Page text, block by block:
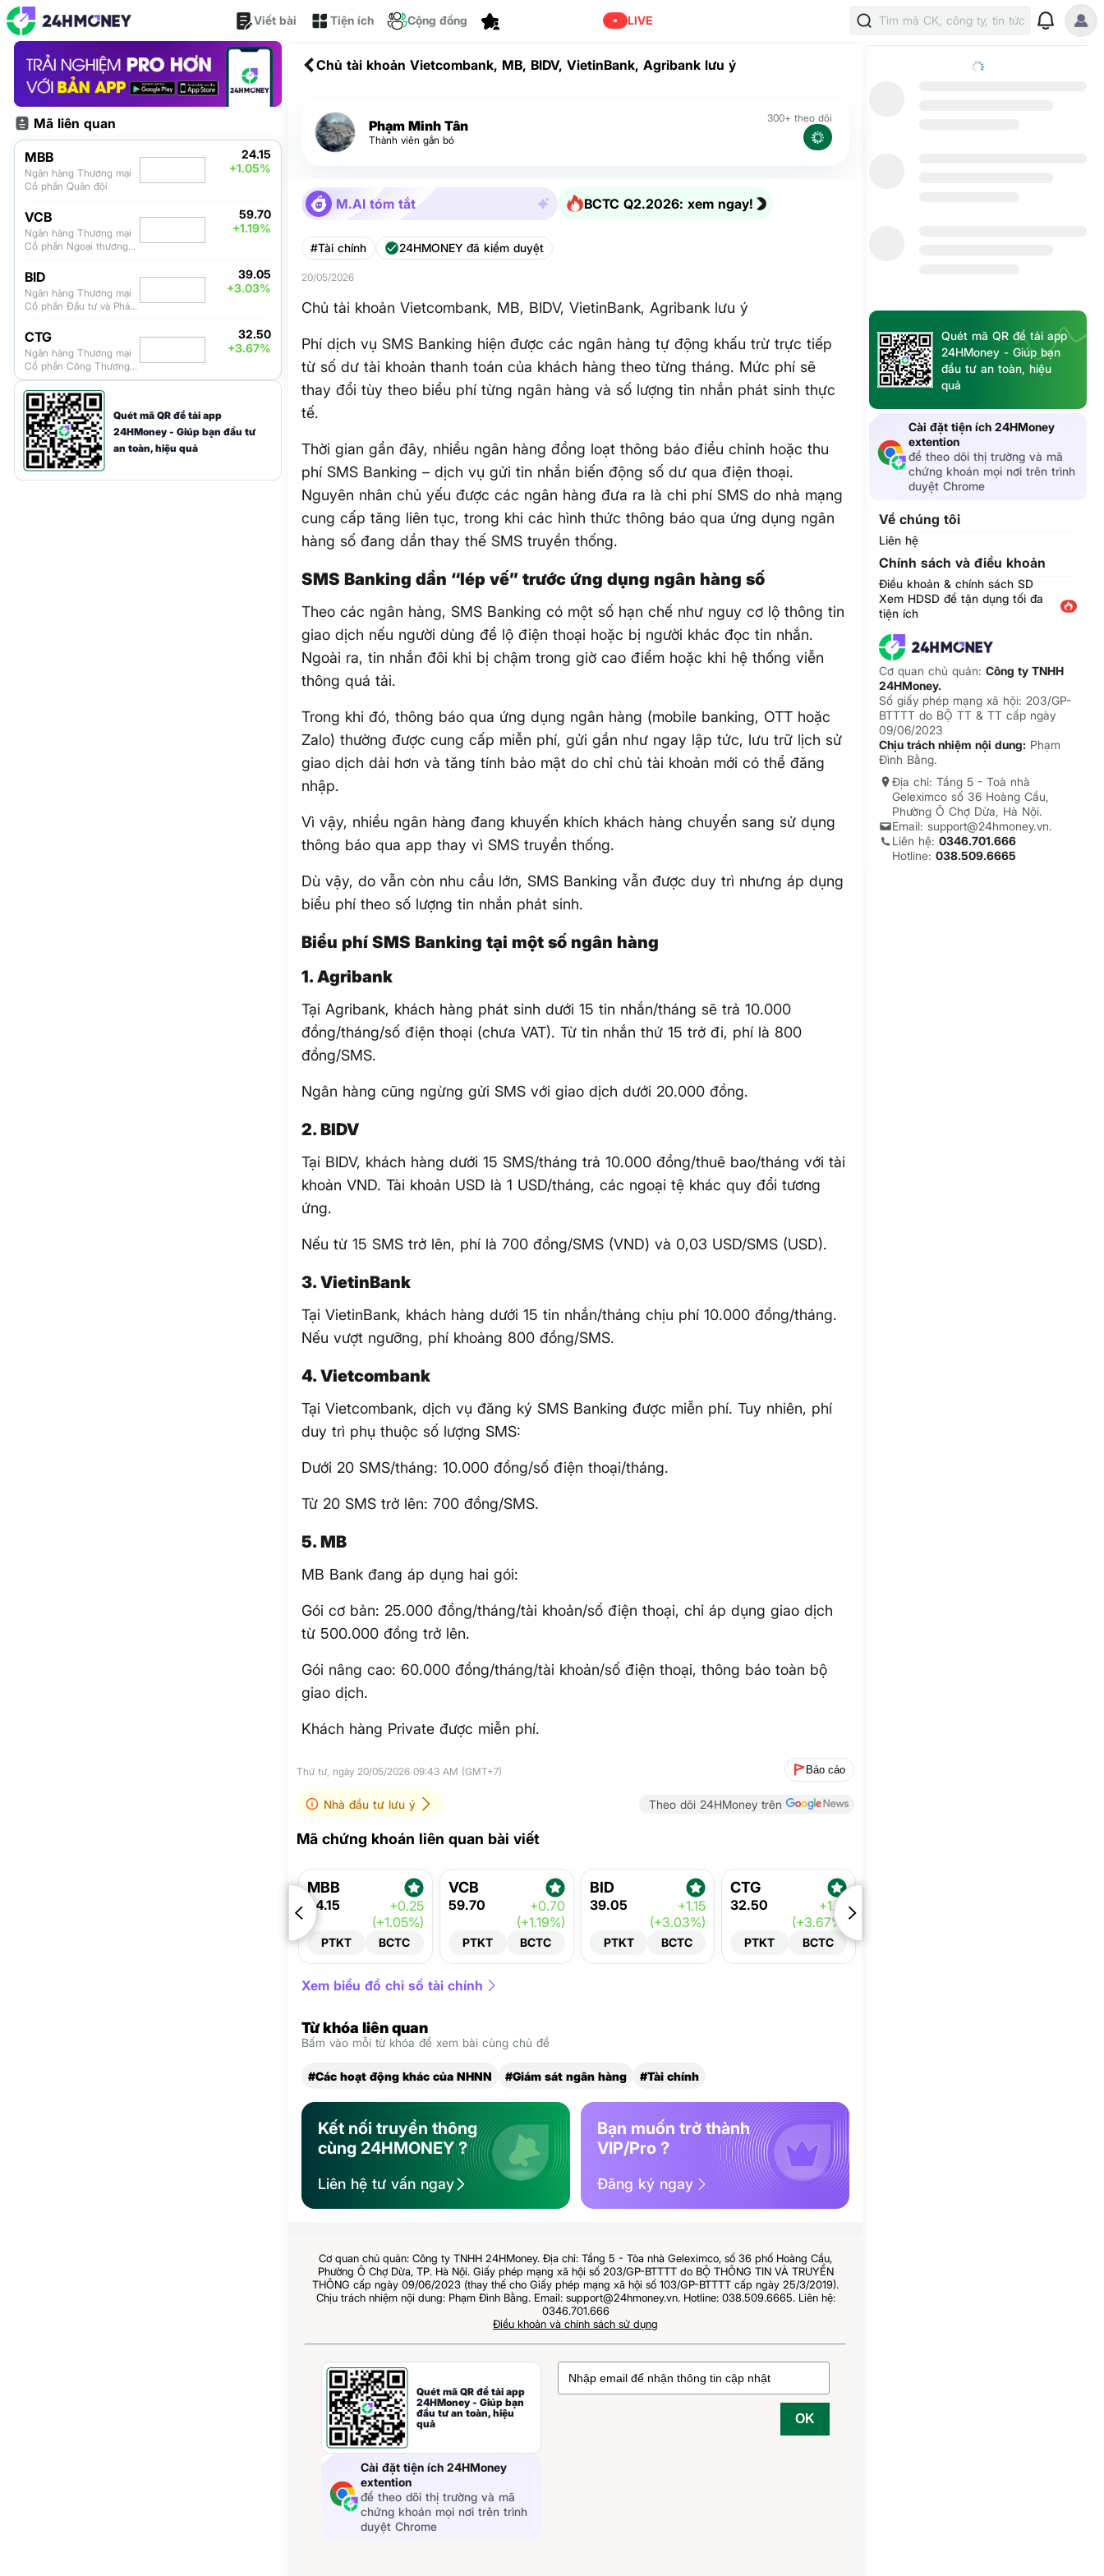
Viết bài Tiện ích Cộng đồng LIVE Tìm mã CK, công ty, tin tức
Mã liên quan
MBB
Ngân hàng Thương mại
Cổ phần Quân đội
24.15
+1.05%
VCB
Ngân hàng Thương mại
Cổ phần Ngoại thương
59.70
+1.19%
BID
Ngân hàng Thương mại
Cổ phần Đầu tư và Phát
39.05
+3.03%
CTG
Ngân hàng Thương mại
Cổ phần Công Thương
Việt Nam
32.50
+3.67%
Quét mã QR để tải app
24HMoney - Giúp bạn đầu tư
an toàn, hiệu quả
Chủ tài khoản Vietcombank, MB, BIDV, VietinBank, Agribank lưu ý
Phạm Minh Tân
Thành viên gắn bó
300+ theo dõi
M.AI tóm tắt BCTC Q2.2026: xem ngay!
#Tài chính 24HMONEY đã kiểm duyệt
20/05/2026
Chủ tài khoản Vietcombank, MB, BIDV, VietinBank, Agribank lưu ý
Phí dịch vụ SMS Banking hiện được các ngân hàng tự động khấu trừ trực tiếp
từ số dư tài khoản thanh toán của khách hàng theo từng tháng. Mức phí sẽ
thay đổi tùy theo biểu phí từng ngân hàng và số lượng tin nhắn phát sinh thực
tế.
Thời gian gần đây, nhiều ngân hàng đồng loạt thông báo điều chỉnh hoặc thu
phí SMS Banking – dịch vụ gửi tin nhắn biến động số dư qua điện thoại.
Nguyên nhân chủ yếu được các ngân hàng đưa ra là chi phí SMS do nhà mạng
cung cấp tăng liên tục, trong khi các hình thức thông báo qua ứng dụng ngân
hàng số đang dần thay thế SMS truyền thống.
SMS Banking dần “lép vế” trước ứng dụng ngân hàng số
Theo các ngân hàng, SMS Banking có một số hạn chế như nguy cơ lộ thông tin
giao dịch nếu người dùng để lộ điện thoại hoặc bị người khác đọc tin nhắn.
Ngoài ra, tin nhắn đôi khi bị chậm trong giờ cao điểm hoặc khi hệ thống viễn
thông quá tải.
Trong khi đó, thông báo qua ứng dụng ngân hàng (mobile banking, OTT hoặc
Zalo) thường được cung cấp miễn phí, gửi gần như ngay lập tức, lưu trữ lịch sử
giao dịch dài hơn và tăng tính bảo mật do chỉ chủ tài khoản mới có thể đăng
nhập.
Vì vậy, nhiều ngân hàng đang khuyến khích khách hàng chuyển sang sử dụng
thông báo qua app thay vì SMS truyền thống.
Dù vậy, do vẫn còn nhu cầu lớn, SMS Banking vẫn được duy trì nhưng áp dụng
biểu phí theo số lượng tin nhắn phát sinh.
Biểu phí SMS Banking tại một số ngân hàng
1. Agribank
Tại Agribank, khách hàng phát sinh dưới 15 tin nhắn/tháng sẽ trả 10.000
đồng/tháng/số điện thoại (chưa VAT). Từ tin nhắn thứ 15 trở đi, phí là 800
đồng/SMS.
Ngân hàng cũng ngừng gửi SMS với giao dịch dưới 20.000 đồng.
2. BIDV
Tại BIDV, khách hàng dưới 15 SMS/tháng trả 10.000 đồng/thuê bao/tháng với tài
khoản VND. Tài khoản USD là 1 USD/tháng, các ngoại tệ khác quy đổi tương
ứng.
Nếu từ 15 SMS trở lên, phí là 700 đồng/SMS (VND) và 0,03 USD/SMS (USD).
3. VietinBank
Tại VietinBank, khách hàng dưới 15 tin nhắn/tháng chịu phí 10.000 đồng/tháng.
Nếu vượt ngưỡng, phí khoảng 800 đồng/SMS.
4. Vietcombank
Tại Vietcombank, dịch vụ đăng ký SMS Banking được miễn phí. Tuy nhiên, phí
duy trì phụ thuộc số lượng SMS:
Dưới 20 SMS/tháng: 10.000 đồng/số điện thoại/tháng.
Từ 20 SMS trở lên: 700 đồng/SMS.
5. MB
MB Bank đang áp dụng hai gói:
Gói cơ bản: 25.000 đồng/tháng/tài khoản/số điện thoại, chỉ áp dụng giao dịch
từ 500.000 đồng trở lên.
Gói nâng cao: 60.000 đồng/tháng/tài khoản/số điện thoại, thông báo toàn bộ
giao dịch.
Khách hàng Private được miễn phí.
Thứ tư, ngày 20/05/2026 09:43 AM (GMT+7) Báo cáo
Nhà đầu tư lưu ý Theo dõi 24HMoney trên
Mã chứng khoán liên quan bài viết
MBB
24.15
+0.25
(+1.05%)
PTKT BCTC
VCB
59.70
+0.70
(+1.19%)
PTKT BCTC
BID
39.05
+1.15
(+3.03%)
PTKT BCTC
CTG
32.50
+1.15
(+3.67%)
PTKT BCTC
Xem biểu đồ chỉ số tài chính
Từ khóa liên quan
Bấm vào mỗi từ khóa để xem bài cùng chủ đề
#Các hoạt động khác của NHNN #Giám sát ngân hàng #Tài chính
Kết nối truyền thông
cùng 24HMONEY ?
Liên hệ tư vấn ngay
Bạn muốn trở thành
VIP/Pro ?
Đăng ký ngay
Cơ quan chủ quản: Công ty TNHH 24HMoney. Địa chỉ: Tầng 5 - Tòa nhà Geleximco, số 36 phố Hoàng Cầu,
Phường Ô Chợ Dừa, TP. Hà Nội. Giấy phép mạng xã hội số 203/GP-BTTTT do BỘ THÔNG TIN VÀ TRUYỀN
THÔNG cấp ngày 09/06/2023 (thay thế cho Giấy phép mạng xã hội số 103/GP-BTTTT cấp ngày 25/3/2019).
Chịu trách nhiệm nội dung: Phạm Đình Bằng. Email: support@24hmoney.vn. Hotline: 038.509.6665. Liên hệ:
0346.701.666
Điều khoản và chính sách sử dụng
Quét mã QR để tải app
24HMoney - Giúp bạn
đầu tư an toàn, hiệu
quả
Cài đặt tiện ích 24HMoney
extention
để theo dõi thị trường và mã
chứng khoán mọi nơi trên trình
duyệt Chrome
OK
Quét mã QR để tải app
24HMoney - Giúp bạn
đầu tư an toàn, hiệu
quả
Cài đặt tiện ích 24HMoney
extention
để theo dõi thị trường và mã
chứng khoán mọi nơi trên trình
duyệt Chrome
Về chúng tôi
Liên hệ
Chính sách và điều khoản
Điều khoản & chính sách SD
Xem HDSD để tận dụng tối đa
tiện ích
Cơ quan chủ quản:Công ty TNHH
24HMoney.
Số giấy phép mạng xã hội: 203/GP-
BTTTT do BỘ TT & TT cấp ngày
09/06/2023
Chịu trách nhiệm nội dung: Phạm
Đình Bằng.
Địa chỉ: Tầng 5 - Toà nhà
Geleximco số 36 Hoàng Cầu,
Phường Ô Chợ Dừa, Hà Nội.
Email: support@24hmoney.vn.
Liên hệ:0346.701.666
Hotline:038.509.6665